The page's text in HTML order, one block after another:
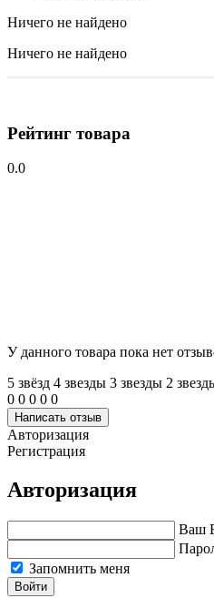
Ничего не найдено
Ничего не найдено
Рейтинг товара
0.0
У данного товара пока нет
5 звёзд 4 звeзды 3 звeзды 2
0 0 0 0 0
Написать отзыв
Авторизация
Регистрация
Авторизация
Ваш
Запомнить меня
Войти